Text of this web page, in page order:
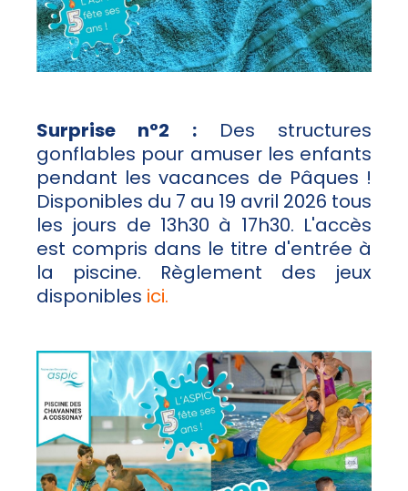
Surprise n°2 :Des structures
gonflables pour amuser les enfants
pendant les vacances de Pâques !
Disponibles du 7 au 19 avril 2026 tous
les jours de 13h30 à 17h30. L'accès
est compris dans le titre d'entrée à
la piscine. Règlement des jeux
disponibles ici.